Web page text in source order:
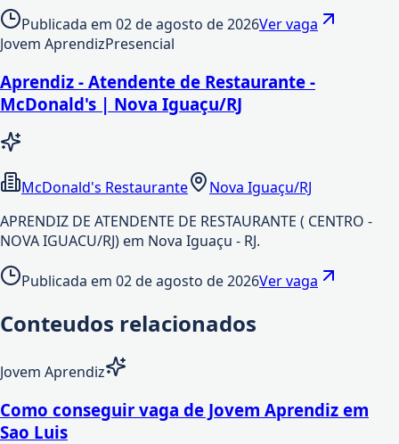
Publicada em 02 de agosto de 2026Ver vaga
Jovem AprendizPresencial
Aprendiz - Atendente de Restaurante -
McDonald's | Nova Iguaçu/RJ
McDonald's Restaurante
Nova Iguaçu/RJ
APRENDIZ DE ATENDENTE DE RESTAURANTE ( CENTRO -
NOVA IGUACU/RJ) em Nova Iguaçu - RJ.
Publicada em 02 de agosto de 2026Ver vaga
Conteudos relacionados
Jovem Aprendiz
Como conseguir vaga de Jovem Aprendiz em
Sao Luis